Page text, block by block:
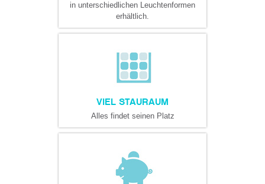
in unterschiedlichen Leuchtenformen
erhältlich.
VIEL STAURAUM
Alles findet seinen Platz